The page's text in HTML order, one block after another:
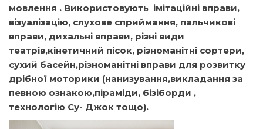
мовлення . Використовують імітаційні вправи,
візуалізацію, слухове сприймання, пальчикові
вправи, дихальні вправи, різні види
театрів,кінетичний пісок, різноманітні сортери,
сухий басейн,різноманітні вправи для розвитку
дрібної моторики (нанизування,викладання за
певною ознакою,піраміди, бізіборди ,
технологію Су- Джок тощо).